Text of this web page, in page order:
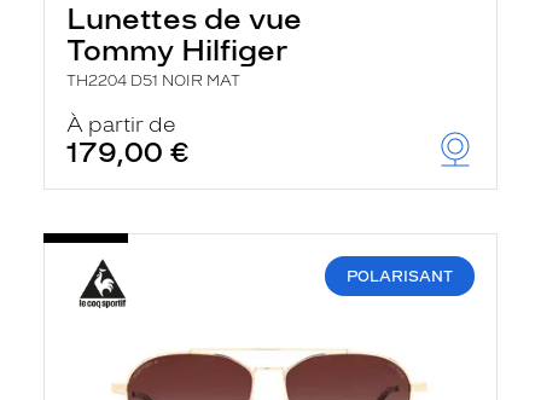
Lunettes de vue
Tommy Hilfiger
TH2204 D51 NOIR MAT
À partir de
179,00 €
POLARISANT